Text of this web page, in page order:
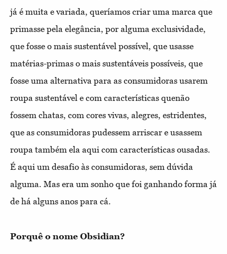
já é muita e variada, queríamos criar uma marca que
primasse pela elegância, por alguma exclusividade,
que fosse o mais sustentável possível, que usasse
matérias-primas o mais sustentáveis possíveis, que
fosse uma alternativa para as consumidoras usarem
roupa sustentável e com características quenão
fossem chatas, com cores vivas, alegres, estridentes,
que as consumidoras pudessem arriscar e usassem
roupa também ela aqui com características ousadas.
É aqui um desafio às consumidoras, sem dúvida
alguma. Mas era um sonho que foi ganhando forma já
de há alguns anos para cá.
Porquê o nome Obsidian?